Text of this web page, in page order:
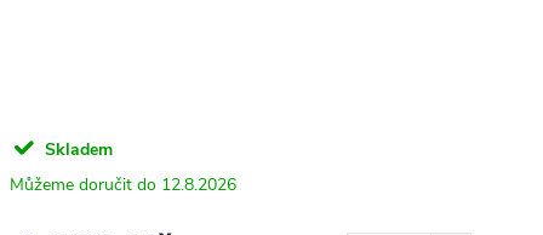
Skladem
12.8.2026